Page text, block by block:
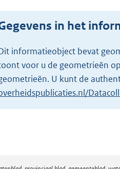
in het
informatieobject bevat
voor u de geometrieën
U kunt de